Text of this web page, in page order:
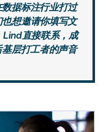
据标注行业打过
想邀请你填写文
直接联系，成
层打工者的声音